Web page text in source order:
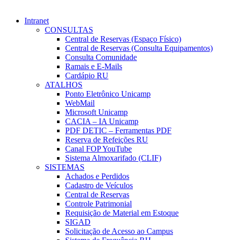
Intranet
CONSULTAS
Central de Reservas (Espaço Físico)
Central de Reservas (Consulta Equipamentos)
Consulta Comunidade
Ramais e E-Mails
Cardápio RU
ATALHOS
Ponto Eletrônico Unicamp
WebMail
Microsoft Unicamp
CACIA – IA Unicamp
PDF DETIC – Ferramentas PDF
Reserva de Refeições RU
Canal FOP YouTube
Sistema Almoxarifado (CLIF)
SISTEMAS
Achados e Perdidos
Cadastro de Veículos
Central de Reservas
Controle Patrimonial
Requisição de Material em Estoque
SIGAD
Solicitação de Acesso ao Campus